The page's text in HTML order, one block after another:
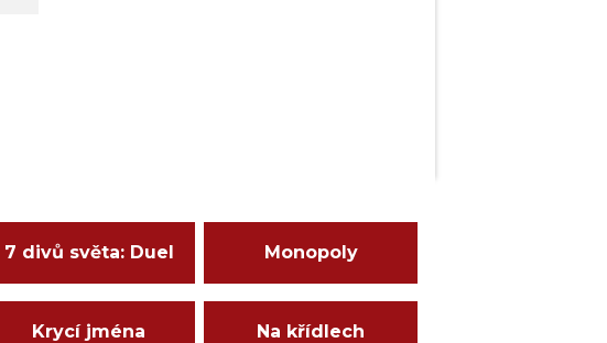
7 divů světa: Duel Monopoly
Krycí jména Na křídlech